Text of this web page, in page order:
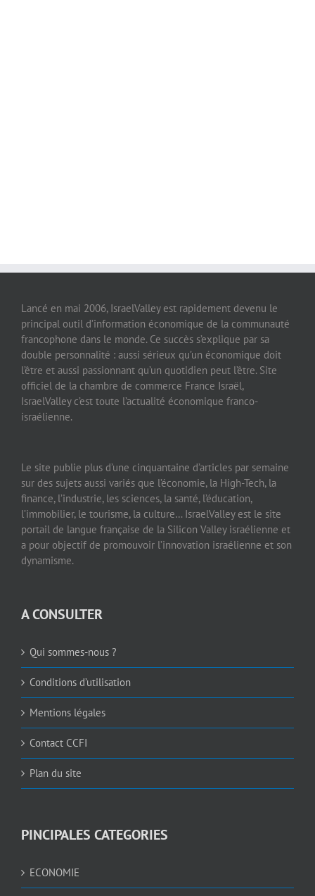
Lancé en mai 2006, IsraelValley est rapidement devenu le
principal outil d’information économique de la communauté
francophone dans le monde. Ce succès s’explique par sa
double personnalité : aussi sérieux qu’un économique doit
l’être et aussi passionnant qu’un quotidien peut l’être. Site
officiel de la chambre de commerce France Israël,
IsraelValley c’est toute l’actualité économique franco-
israélienne.
Le site publie plus d’une cinquantaine d’articles par semaine
sur des sujets aussi variés que l’économie, la High-Tech, la
finance, l’industrie, les sciences, la santé, l’éducation,
l’immobilier, le tourisme, la culture… IsraelValley est le site
portail de langue française de la Silicon Valley israélienne et
a pour objectif de promouvoir l’innovation israélienne et son
dynamisme.
A CONSULTER
Qui sommes-nous ?
Conditions d’utilisation
Mentions légales
Contact CCFI
Plan du site
PINCIPALES CATEGORIES
ECONOMIE